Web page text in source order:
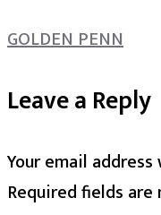
GOLDEN PENN
Leave a Reply
Your email
Required fields are